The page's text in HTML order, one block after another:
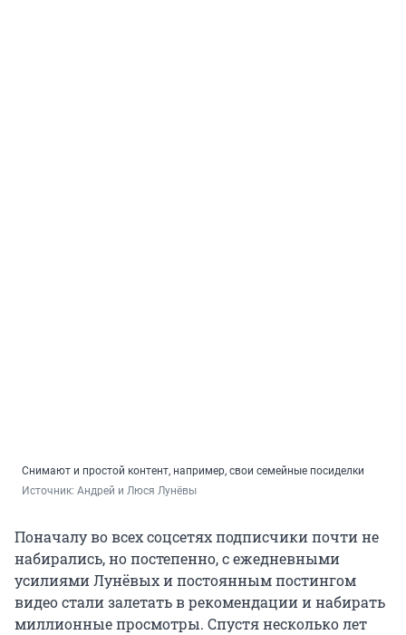
Снимают и простой контент, например, свои семейные посиделки
Источник: Андрей и Люся Лунёвы
Поначалу во всех соцсетях подписчики почти не
набирались, но постепенно, с ежедневными
усилиями Лунёвых и постоянным постингом
видео стали залетать в рекомендации и набирать
миллионные просмотры. Спустя несколько лет